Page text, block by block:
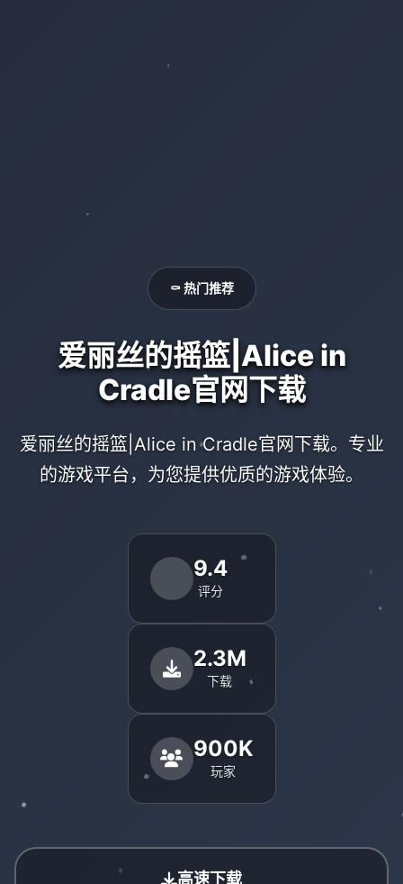
⚰️ 热门推荐
爱丽丝的摇篮|Alice in
Cradle官网下载
爱丽丝的摇篮|Alice in Cradle官网下载。专业
的游戏平台，为您提供优质的游戏体验。
9.4
评分
2.3M
下载
900K
玩家
高速下载